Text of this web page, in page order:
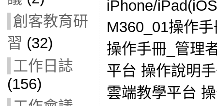
創客教育研
習 (32)
工作日誌
(156)
iPhone/
M360_01操作
操作手冊_管理
平台 操作說明
雲端教學平台